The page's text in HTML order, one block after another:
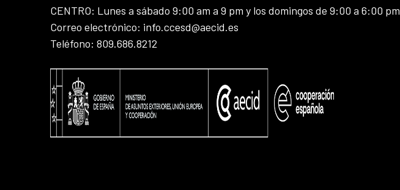
CENTRO: Lunes a sábado 9:00 am a 9 pm y los domingos de 9:00 a 6:00 pm
Correo electrónico: info.ccesd@aecid.es
Teléfono: 809.686.8212